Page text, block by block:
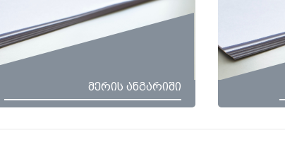
მერის ანგარიში